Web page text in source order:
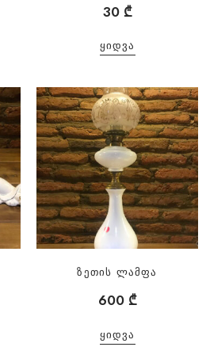
30 ₾
ᲧᲘᲓᲕᲐ
ზეთის ლამფა
600 ₾
ᲧᲘᲓᲕᲐ